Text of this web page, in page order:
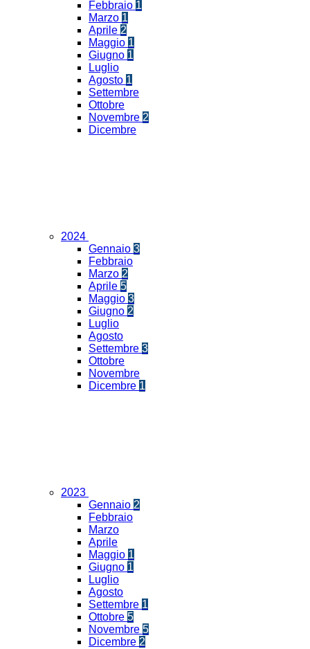
Febbraio 1
Marzo 1
Aprile 2
Maggio 1
Giugno 1
Luglio
Agosto 1
Settembre
Ottobre
Novembre 2
Dicembre
2024
Gennaio 3
Febbraio
Marzo 2
Aprile 5
Maggio 3
Giugno 2
Luglio
Agosto
Settembre 3
Ottobre
Novembre
Dicembre 1
2023
Gennaio 2
Febbraio
Marzo
Aprile
Maggio 1
Giugno 1
Luglio
Agosto
Settembre 1
Ottobre 5
Novembre 5
Dicembre 2